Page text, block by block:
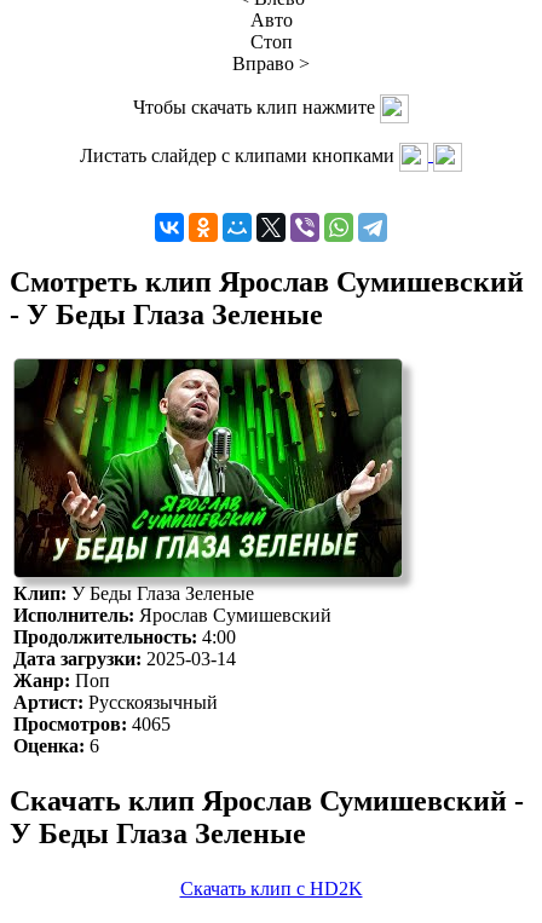
Авто
Стоп
Вправо >
Чтобы скачать клип нажмите
Листать слайдер с клипами кнопками
Смотреть клип Ярослав Сумишевский
- У Беды Глаза Зеленые
Клип:У Беды Глаза Зеленые
Исполнитель: Ярослав Сумишевский
Продолжительность: 4:00
Дата загрузки: 2025-03-14
Жанр: Поп
Артист: Русскоязычный
Просмотров: 4065
Оценка: 6
Скачать клип Ярослав Сумишевский -
У Беды Глаза Зеленые
Скачать клип с HD2K